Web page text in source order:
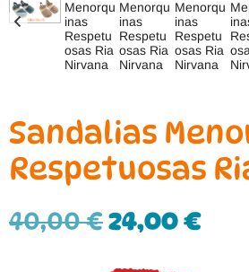
Sandalias
Respetuosas
40,00€24,00€